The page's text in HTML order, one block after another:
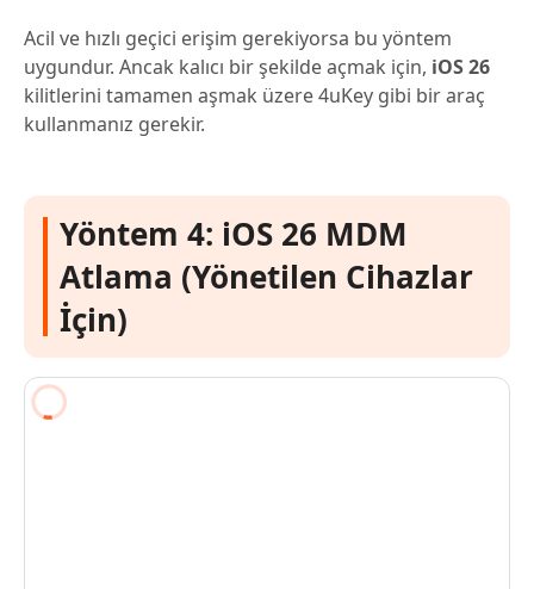
Acil ve hızlı geçici erişim gerekiyorsa bu yöntem
uygundur. Ancak kalıcı bir şekilde açmak için, iOS 26
kilitlerini tamamen aşmak üzere 4uKey gibi bir araç
kullanmanız gerekir.
Yöntem 4: iOS 26 MDM
Atlama (Yönetilen Cihazlar
İçin)